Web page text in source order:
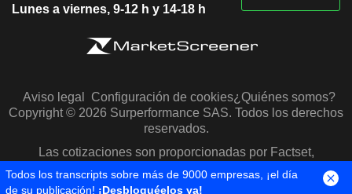
Lunes a viernes, 9-12 h y 14-18 h
Aviso legal Configuración de cookies¿Quiénes somos?
Copyright © 2026 Surperformance SAS. Todos los derechos
reservados.
Las cotizaciones son proporcionadas por Factset,
Morningstar y S&P Capital IQ
Todos los transcripts sobre más de 9000 empresas, ¡el día
de su publicación! ¡Desbloquéelos ya!